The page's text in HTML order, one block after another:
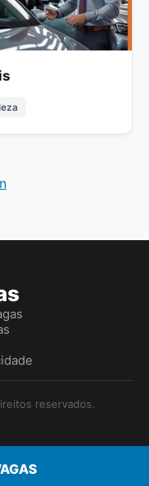
reservados.